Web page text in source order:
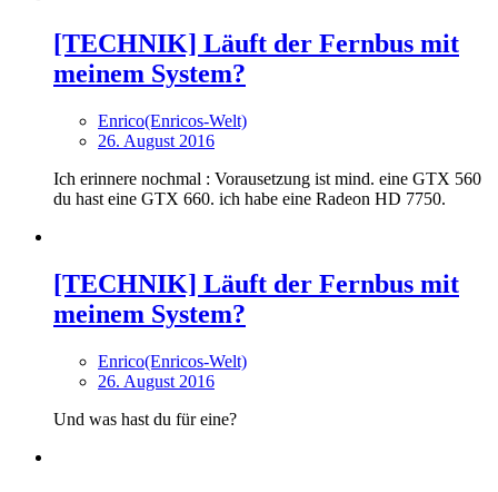
[TECHNIK] Läuft der Fernbus mit
meinem System?
Enrico(Enricos-Welt)
26. August 2016
Ich erinnere nochmal : Vorausetzung ist mind. eine GTX 560
du hast eine GTX 660. ich habe eine Radeon HD 7750.
[TECHNIK] Läuft der Fernbus mit
meinem System?
Enrico(Enricos-Welt)
26. August 2016
Und was hast du für eine?